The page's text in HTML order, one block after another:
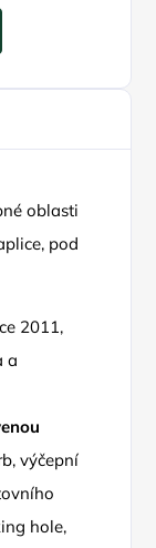
oblasti
pod
2011,
a
výčepní
hole,